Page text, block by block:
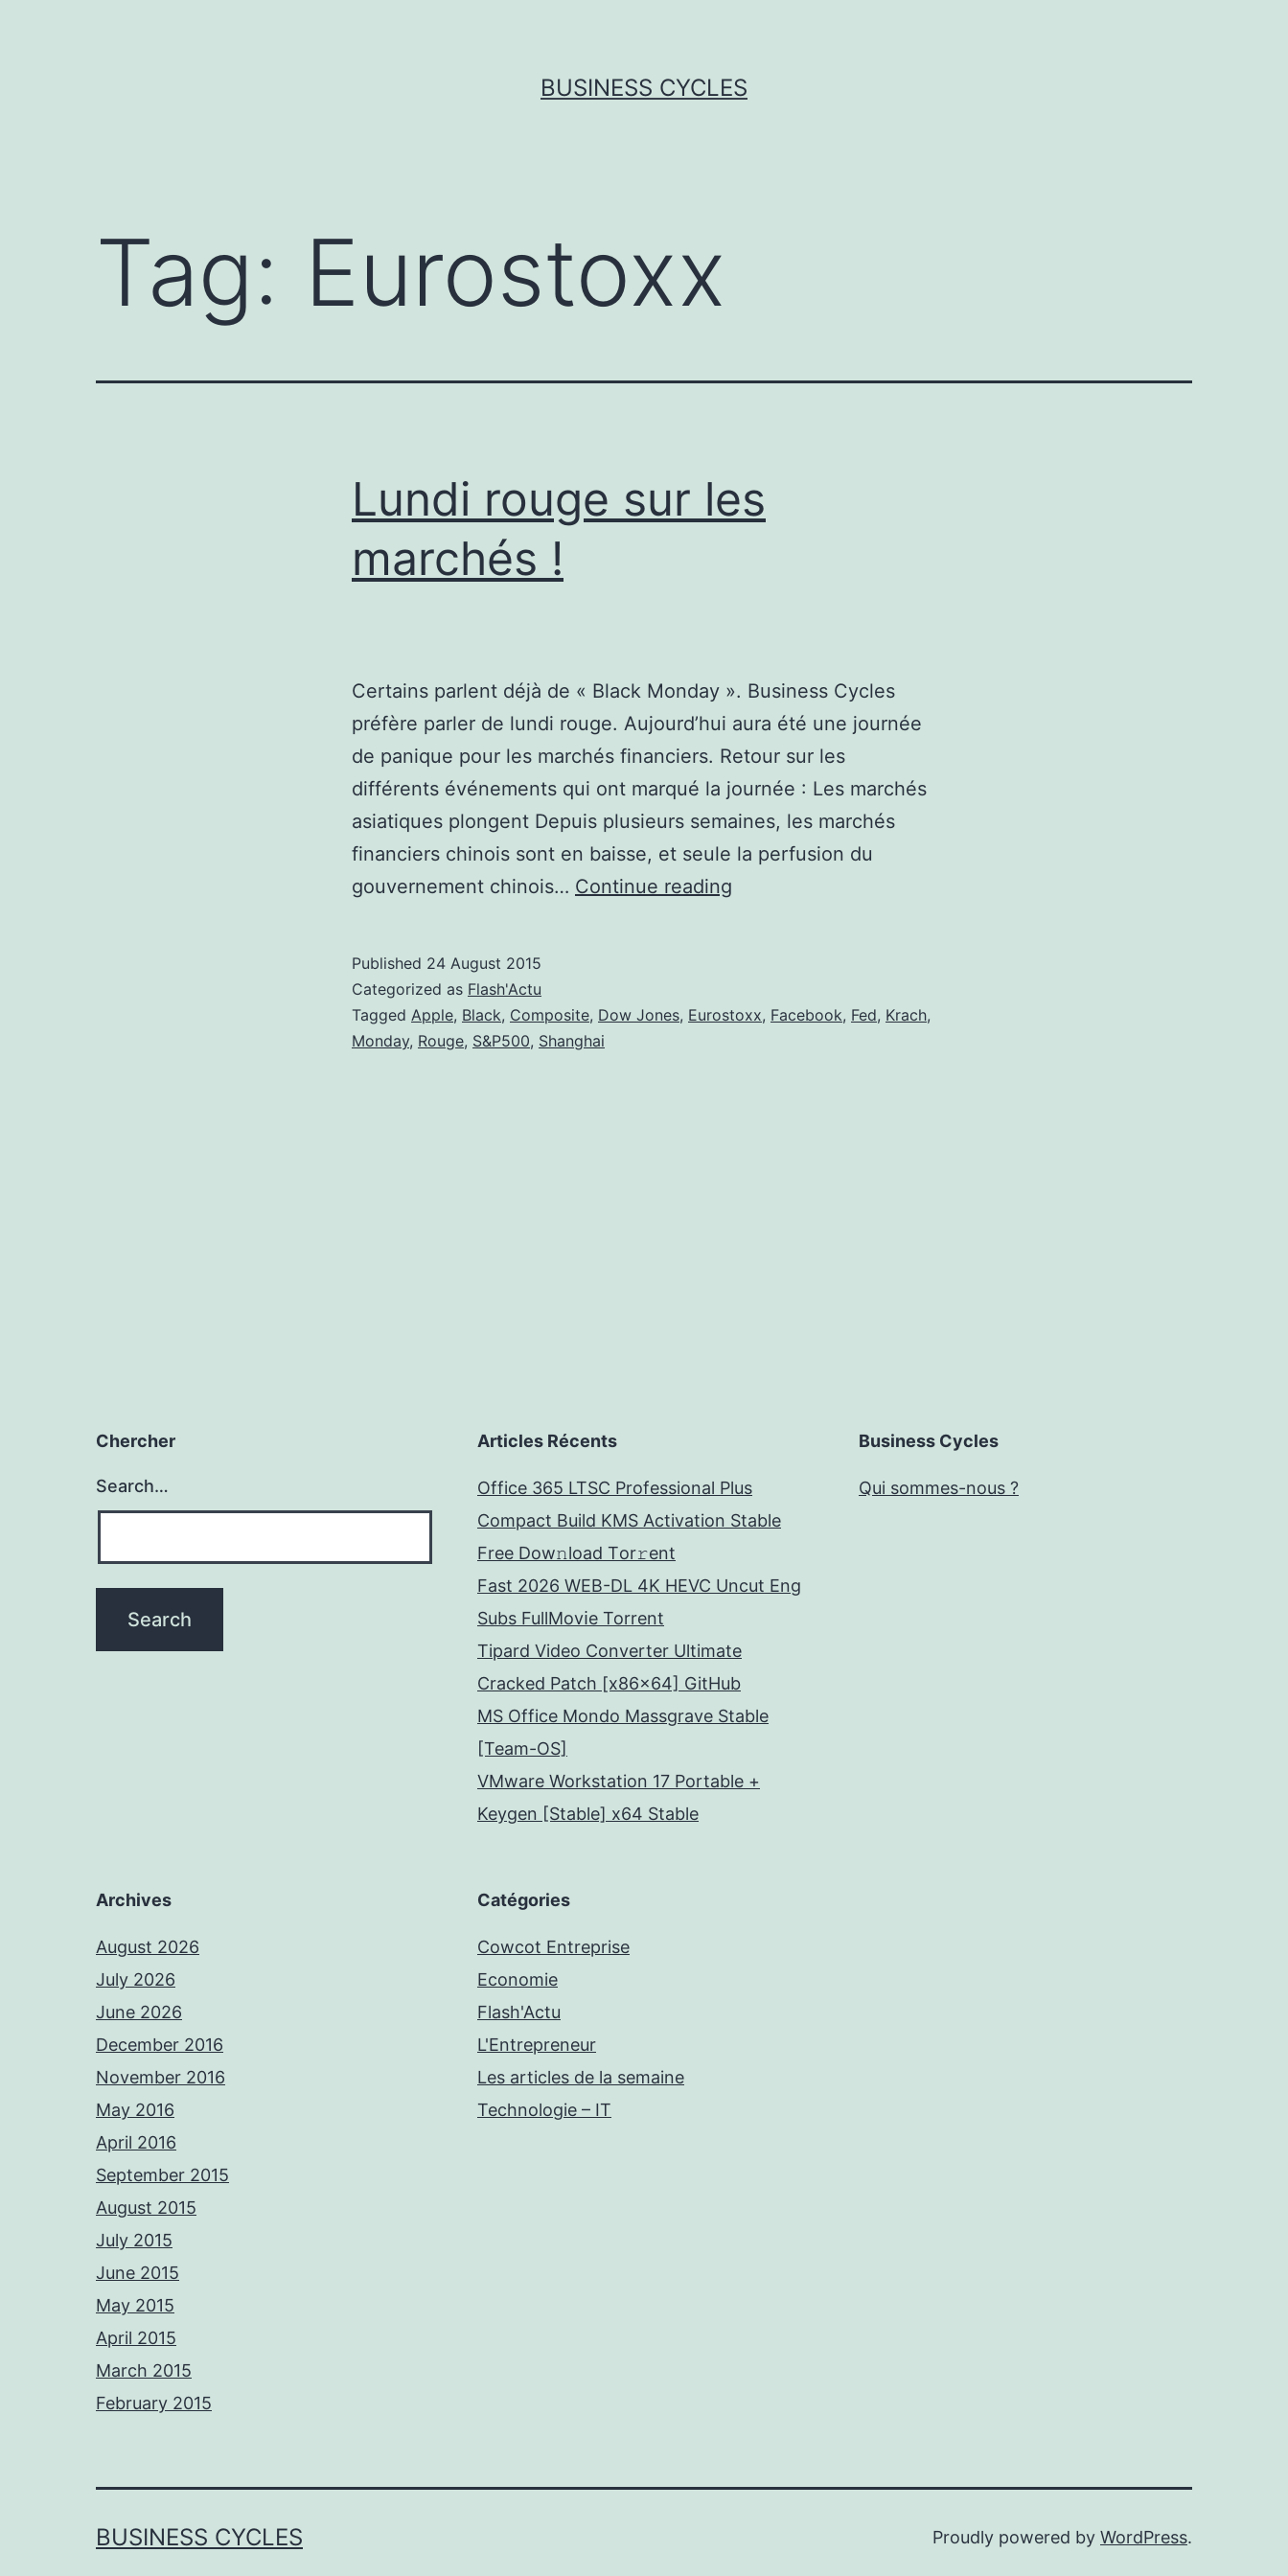
BUSINESS CYCLES
Tag: Eurostoxx
Lundi rouge sur les
marchés !
Certains parlent déjà de « Black Monday ». Business Cycles
préfère parler de lundi rouge. Aujourd’hui aura été une journée
de panique pour les marchés financiers. Retour sur les
différents événements qui ont marqué la journée : Les marchés
asiatiques plongent Depuis plusieurs semaines, les marchés
financiers chinois sont en baisse, et seule la perfusion du
gouvernement chinois… Continue reading
marchés
Published 24 August 2015
Categorized as Flash'Actu
Tagged Apple, Black, Composite, Dow Jones, Eurostoxx, Facebook, Fed, Krach,
Monday, Rouge, S&P500, Shanghai
Chercher
Search…
Articles Récents
Office 365 LTSC Professional Plus
Compact Build KMS Activation Stable
Frее Dow𝚗load Tоr𝚛ent
Fast 2026 WEB-DL 4K HEVC Uncut Eng
Subs FullMov𝗂e Torrent
Tipard Video Converter Ultimate
Cracked Patch [x86x64] GitHub
MS Office Mondo Massgrave Stable
[Team-OS]
VMware Workstation 17 Portable +
Keygen [Stable] x64 Stable
Business Cycles
Qui sommes-nous ?
Archives
August 2026
July 2026
June 2026
December 2016
November 2016
May 2016
April 2016
September 2015
August 2015
July 2015
June 2015
May 2015
April 2015
March 2015
February 2015
Catégories
Cowcot Entreprise
Economie
Flash'Actu
L'Entrepreneur
Les articles de la semaine
Technologie – IT
BUSINESS CYCLES Proudly powered by WordPress.